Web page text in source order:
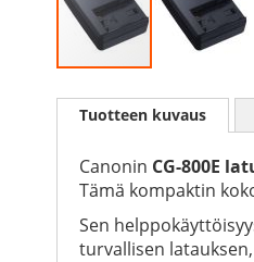
to
images
gallery
Tuotteen kuvaus
Canonin CG-800E
Tämä kompaktin
Sen
turvallisen